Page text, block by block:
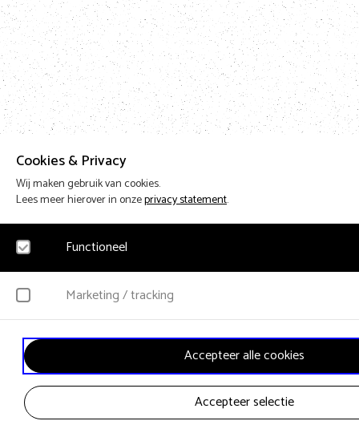
Cookies & Privacy
Wij maken gebruik van cookies.
Lees meer hierover in onzeprivacy statement.
Functioneel
Noodzakelijk
geplaatst. Hierbij worden geen persoonsgegevens verzameld.
Marketing / tracking
YouTube
Klikgedrag, bekeken video’s en aangepaste voorkeuren worden verzameld.
gebruikersgedrag wordt gebruikt voor advertenties.
Accepteer alle cookies
Accepteer selectie